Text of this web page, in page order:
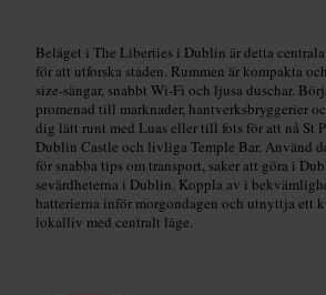
Beläget i The Liberties i Dublin är detta
för att utforska staden. Rummen är kompakta
size-sängar, snabbt Wi-Fi och ljusa duschar.
promenad till marknader, hantverksbryggerier
dig lätt runt med Luas eller till fots för att nå St
Dublin Castle och livliga Temple Bar. Använd
för snabba tips om transport, saker att göra i
sevärdheterna i Dublin. Koppla av i
batterierna inför morgondagen och utnyttja ett
lokalliv med centralt läge.